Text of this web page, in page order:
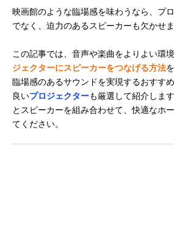
映画館のような臨場感を味わうなら、プ
でなく、迫力のあるスピーカーも欠かせま
この記事では、音声や楽曲をよりよい環
ジェクターにスピーカーをつなげる方法
臨場感のあるサウンドを実現するおすすめ
良いプロジェクターも厳選して紹介しま
とスピーカーを組み合わせて、快適なホ
てください。